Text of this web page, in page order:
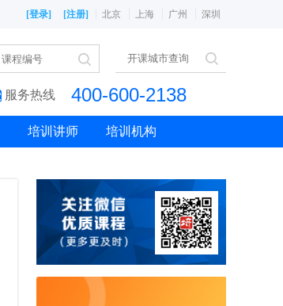
[登录] [注册] 北京 上海 广州 深圳
服务热线 400-600-2138
培训讲师 培训机构